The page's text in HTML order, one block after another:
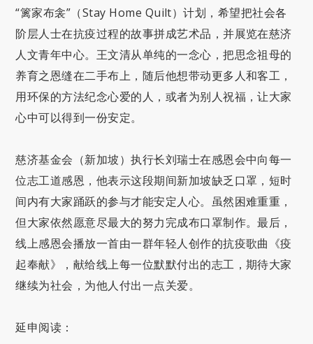
“篱家布衾”（Stay Home Quilt）计划，希望把社会各
阶层人士在抗疫过程的故事拼成艺术品，并展览在慈济
人文青年中心。王文清从单纯的一念心，把思念祖母的
养育之恩缝在二手布上，随后他想带动更多人和客工，
用环保的方法纪念心爱的人，或者为别人祝福，让大家
心中可以得到一份安定。
慈济基金会（新加坡）执行长刘瑞士在感恩会中向每一
位志工道感恩，他表示这段期间新加坡缺乏口罩，短时
间内有大家踊跃的参与才能安定人心。虽然困难重重，
但大家依然愿意尽最大的努力完成布口罩制作。最后，
线上感恩会播放一首由一群年轻人创作的抗疫歌曲《疫
起奉献》，献给线上每一位默默付出的志工，期待大家
继续为社会，为他人付出一点关爱。
延申阅读：